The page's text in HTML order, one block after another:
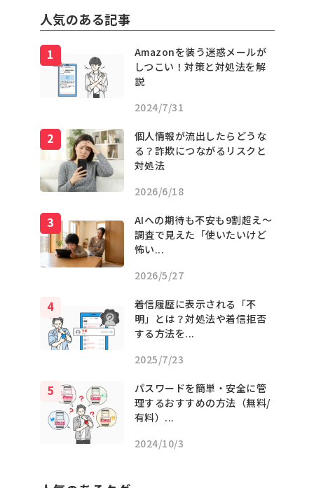
人気のある記事
Amazonを装う迷惑メールが
しつこい！対策と対処法を解
説
2024/7/31
個人情報が流出したらどうな
る？詐欺につながるリスクと
対処法
2026/6/18
AIへの期待も不安も9割超え〜
調査で見えた「使いたいけど
怖い...
2026/5/27
着信履歴に表示される「不
明」とは？対処法や着信拒否
する方法を...
2025/7/23
パスワードを簡単・安全に管
理するおすすめの方法（無料/
有料）...
2024/10/3